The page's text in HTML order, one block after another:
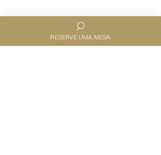
MOUSSE AU CHOCOLAT
RESERVE UMA MESA